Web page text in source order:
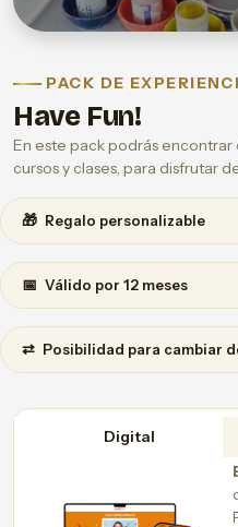
PACK DE
Have Fun!
En este pack podrás encontrar
cursos y clases, para disfrutar
🎁 Regalo personalizable
📅 Válido por 12 meses
⇄ Posibilidad para cambiar
Digital